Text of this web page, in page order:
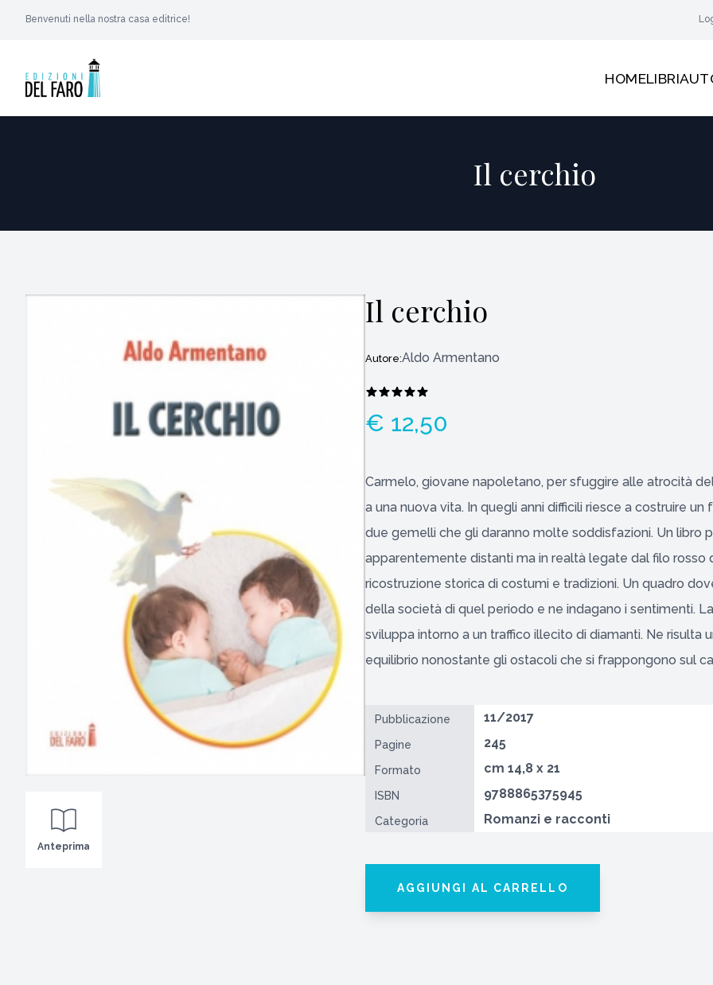
Benvenuti nella nostra casa editrice!
HOMELIBRI
Il cerchio
Anteprima
Il cerchio
Autore:Aldo Armentano
€ 12,50
Carmelo, giovane napoletano, per sfuggire alle atrocità
a una nuova vita. In quegli anni difficili riesce a costruire
due gemelli che gli daranno molte soddisfazioni. Un libro
apparentemente distanti ma in realtà legate dal filo rosso
ricostruzione storica di costumi e tradizioni. Un quadro
della società di quel periodo e ne indagano i sentimenti. La
sviluppa intorno a un traffico illecito di diamanti. Ne risulta
equilibrio nonostante gli ostacoli che si frappongono sul
Pubblicazione 11/2017
Pagine 245
Formato cm 14,8 x 21
ISBN 9788865375945
Categoria Romanzi e racconti
AGGIUNGI AL CARRELLO